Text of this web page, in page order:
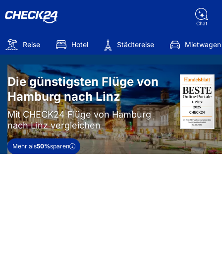
Chat
Reise Hotel Städtereise Mietwagen
Die günstigsten Flüge von
Hamburg nach Linz
Mit CHECK24 Flüge von Hamburg
nach Linz vergleichen
Mehr als50%sparen